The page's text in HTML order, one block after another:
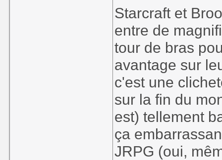
Starcraft et
entre de
tour de bras
avantage sur
c'est une
sur la fin du
est) tellement
ça
JRPG (oui,